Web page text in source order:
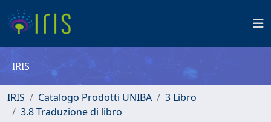
IRIS
IRIS Catalogo Prodotti UNIBA
3 Libro
3.8 Traduzione di libro